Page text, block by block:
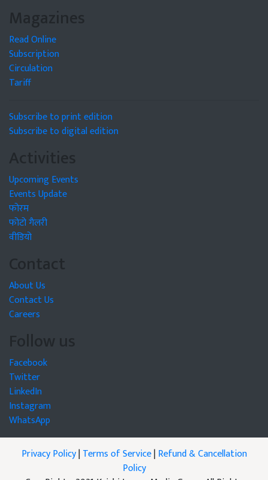
Magazines
Read Online
Subscription
Circulation
Tariff
Subscribe to print edition
Subscribe to digital edition
Activities
Upcoming Events
Events Update
फोरम
फोटो गैलरी
वीडियो
Contact
About Us
Contact Us
Careers
Follow us
Facebook
Twitter
LinkedIn
Instagram
WhatsApp
Privacy Policy|Terms of Service|Refund & Cancellation
Policy